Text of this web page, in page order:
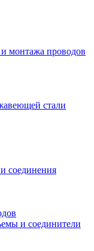
монтажа проводов
стали
соединения
и соединители